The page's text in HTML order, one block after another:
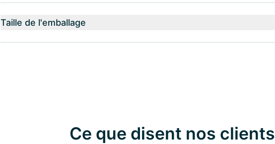
Taille de l'emballage
Ce que disent nos clients